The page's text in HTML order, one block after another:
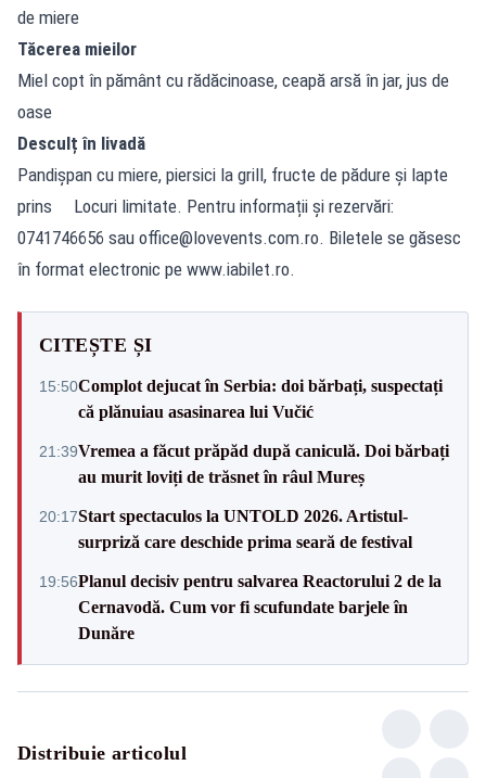
de miere
Tăcerea mieilor
Miel copt în pământ cu rădăcinoase, ceapă arsă în jar, jus de
oase
Desculț în livadă
Pandișpan cu miere, piersici la grill, fructe de pădure și lapte
prins Locuri limitate. Pentru informații și rezervări:
0741746656 sau office@lovevents.com.ro. Biletele se găsesc
în format electronic pe www.iabilet.ro.
CITEȘTE ȘI
15:50Complot dejucat în Serbia: doi bărbați, suspectați
că plănuiau asasinarea lui Vučić
21:39Vremea a făcut prăpăd după caniculă. Doi bărbați
au murit loviți de trăsnet în râul Mureș
20:17Start spectaculos la UNTOLD 2026. Artistul-
surpriză care deschide prima seară de festival
19:56Planul decisiv pentru salvarea Reactorului 2 de la
Cernavodă. Cum vor fi scufundate barjele în
Dunăre
Distribuie articolul